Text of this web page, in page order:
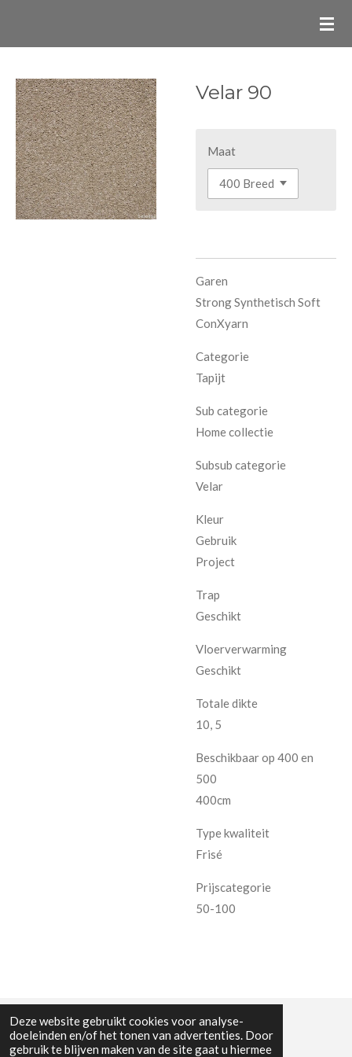
Deze website gebruikt cookies voor analyse-
doeleinden en/of het tonen van advertenties. Door
gebruik te blijven maken van de site gaat u hiermee
de
hoofdinhoud
Velar 90
Maat
Garen
Strong Synthetisch Soft
ConXyarn
Categorie
Tapijt
Sub categorie
Home collectie
Subsub categorie
Velar
Kleur
Gebruik
Project
Trap
Geschikt
Vloerverwarming
Geschikt
Totale dikte
10, 5
Beschikbaar op 400 en
500
400cm
Type kwaliteit
Frisé
Prijscategorie
50-100